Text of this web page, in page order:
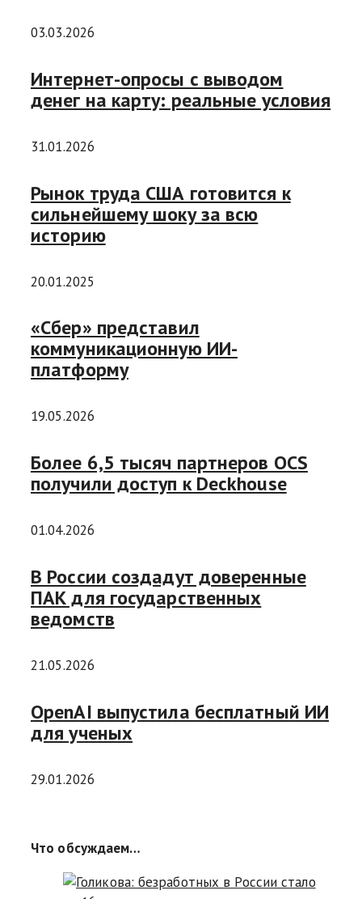
03.03.2026
Интернет-опросы с выводом
денег на карту: реальные условия
31.01.2026
Рынок труда США готовится к
сильнейшему шоку за всю
историю
20.01.2025
«Сбер» представил
коммуникационную ИИ-
платформу
19.05.2026
Более 6,5 тысяч партнеров OCS
получили доступ к Deckhouse
01.04.2026
В России создадут доверенные
ПАК для государственных
ведомств
21.05.2026
OpenAI выпустила бесплатный ИИ
для ученых
29.01.2026
Что обсуждаем…